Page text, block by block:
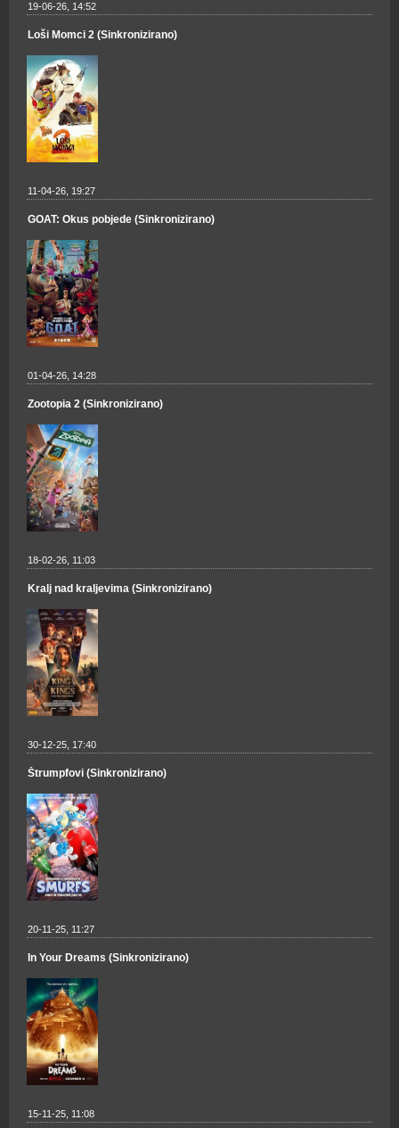
19-06-26, 14:52
Loši Momci 2 (Sinkronizirano)
11-04-26, 19:27
GOAT: Okus pobjede (Sinkronizirano)
01-04-26, 14:28
Zootopia 2 (Sinkronizirano)
18-02-26, 11:03
Kralj nad kraljevima (Sinkronizirano)
30-12-25, 17:40
Štrumpfovi (Sinkronizirano)
20-11-25, 11:27
In Your Dreams (Sinkronizirano)
15-11-25, 11:08